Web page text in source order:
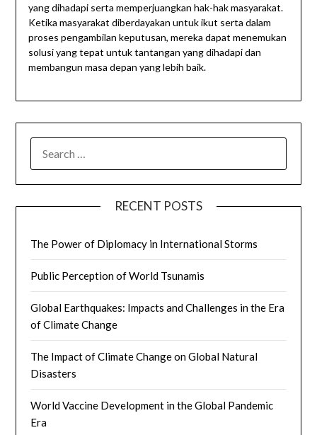
yang dihadapi serta memperjuangkan hak-hak masyarakat.
Ketika masyarakat diberdayakan untuk ikut serta dalam
proses pengambilan keputusan, mereka dapat menemukan
solusi yang tepat untuk tantangan yang dihadapi dan
membangun masa depan yang lebih baik.
FOR:
RECENT POSTS
The Power of Diplomacy in International Storms
Public Perception of World Tsunamis
Global Earthquakes: Impacts and Challenges in the Era
of Climate Change
The Impact of Climate Change on Global Natural
Disasters
World Vaccine Development in the Global Pandemic
Era